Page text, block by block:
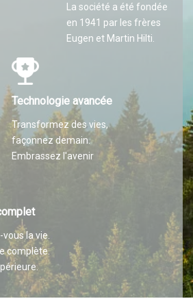
La société a été fondée
en 1941 par les frères
Eugen et Martin Hilti.
Technologie avancée
Transformez des vies,
façonnez demain.
Embrassez l'avenir
la vie.
complète.